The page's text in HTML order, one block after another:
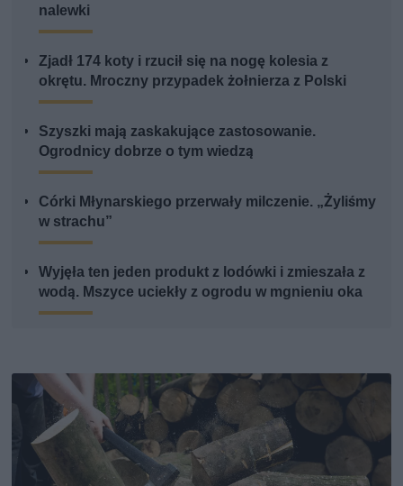
nalewki
Zjadł 174 koty i rzucił się na nogę kolesia z
okrętu. Mroczny przypadek żołnierza z Polski
Szyszki mają zaskakujące zastosowanie.
Ogrodnicy dobrze o tym wiedzą
Córki Młynarskiego przerwały milczenie. „Żyliśmy
w strachu”
Wyjęła ten jeden produkt z lodówki i zmieszała z
wodą. Mszyce uciekły z ogrodu w mgnieniu oka